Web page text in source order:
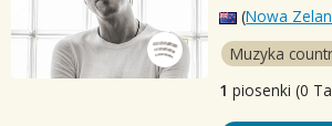
(Nowa
Muzyka
1 piosenki (0